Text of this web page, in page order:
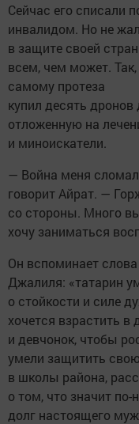
Сейчас его списали
инвалидом. Но не
в защите своей
всем, чем может.
самому протеза
купил десять
отложенную на
и миноискатели.
— Война меня
говорит Айрат. —
со стороны. Много
хочу заниматься
Он вспоминает
Джалиля: «татарин
о стойкости и силе
хочется взрастить
и девчонок, чтобы
умели защитить
в школы района,
о том, что значит
долг настоящего